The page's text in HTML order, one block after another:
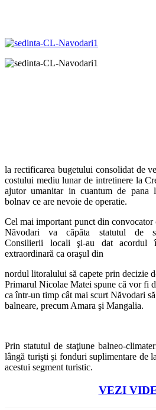
la rectificarea bugetului consolidat de
costului mediu lunar de intretinere la
ajutor umanitar in cuantum de
bolnav ce are nevoie de operatie.
Cel mai important punct din convocator
Năvodari va căpăta statutul de
Consilierii locali şi-au dat acordul
extraordinară ca oraşul din
nordul litoralului să capete prin decizie
Primarul Nicolae Matei spune că vor fi
ca într-un timp cât mai scurt Năvodari
balneare, precum Amara şi Mangalia.
Prin statutul de staţiune balneo-
lângă turişti şi fonduri suplimentare de
acestui segment turistic.
VEZI